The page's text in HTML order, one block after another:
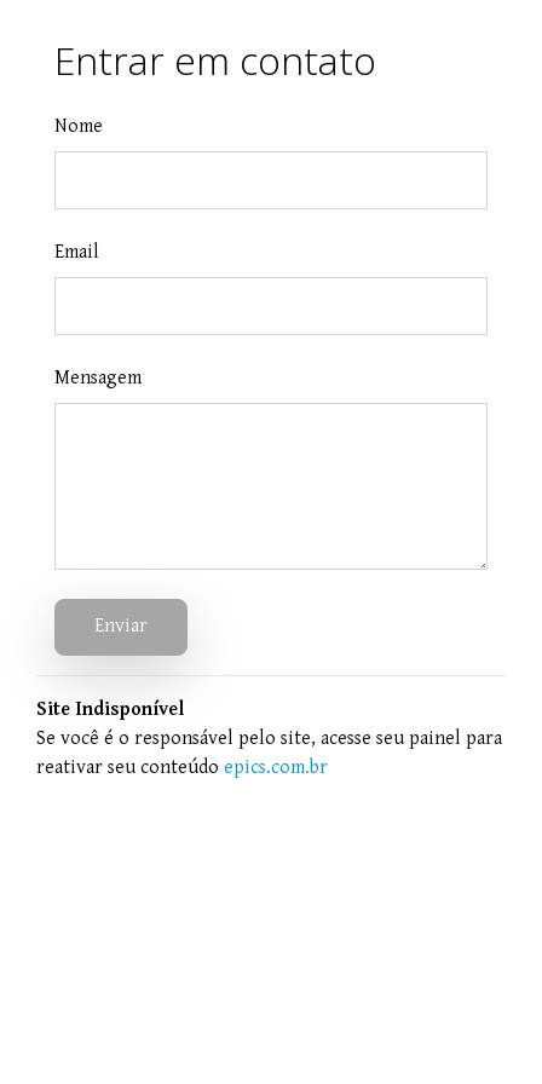
Entrar em contato
Nome
Email
Mensagem
Enviar
Site Indisponível
Se você é o responsável pelo site, acesse seu painel para
reativar seu conteúdo epics.com.br